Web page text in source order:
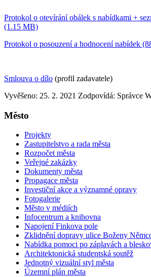
Protokol o otevírání obálek s nabídkami +
(1.15 MB)
Protokol o posouzení a hodnocení nabídek
Smlouva o dílo (profil zadavatele)
Vyvěšeno: 25. 2. 2021 Zodpovídá: Správce
Město
Projekty
Zastupitelstvo a rada města
Rozpočet města
Veřejné zakázky
Dokumenty města
Propagace města
Investiční akce a významné opravy
Fotogalerie
Město v médiích
Infocentrum a knihovna
Napojení Finkova pole
Zklidnění dopravy ulice Boženy
Nabídka pomoci po záplavách a
Architektonická studentská soutěž
Jednotný vizuální styl města
Územní plán města